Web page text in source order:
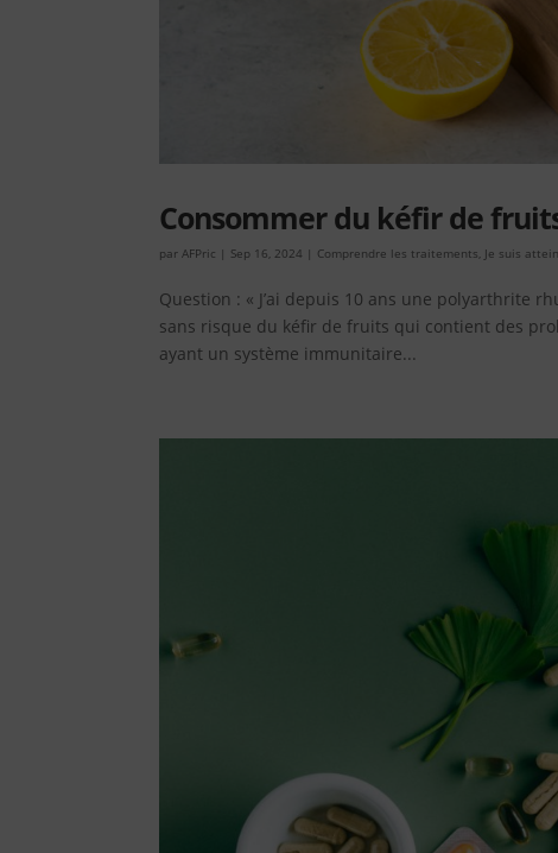
Consommer du kéfir de
parAFPric | Sep 16, 2024 | Comprendre les traitements, Je suis
Question : « J’ai depuis 10 ans une polyarthrite
sans risque du kéfir de fruits qui contient des
ayant un système immunitaire...